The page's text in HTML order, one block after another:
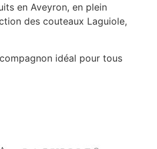
en Aveyron, en plein
des couteaux Laguiole,
idéal pour tous